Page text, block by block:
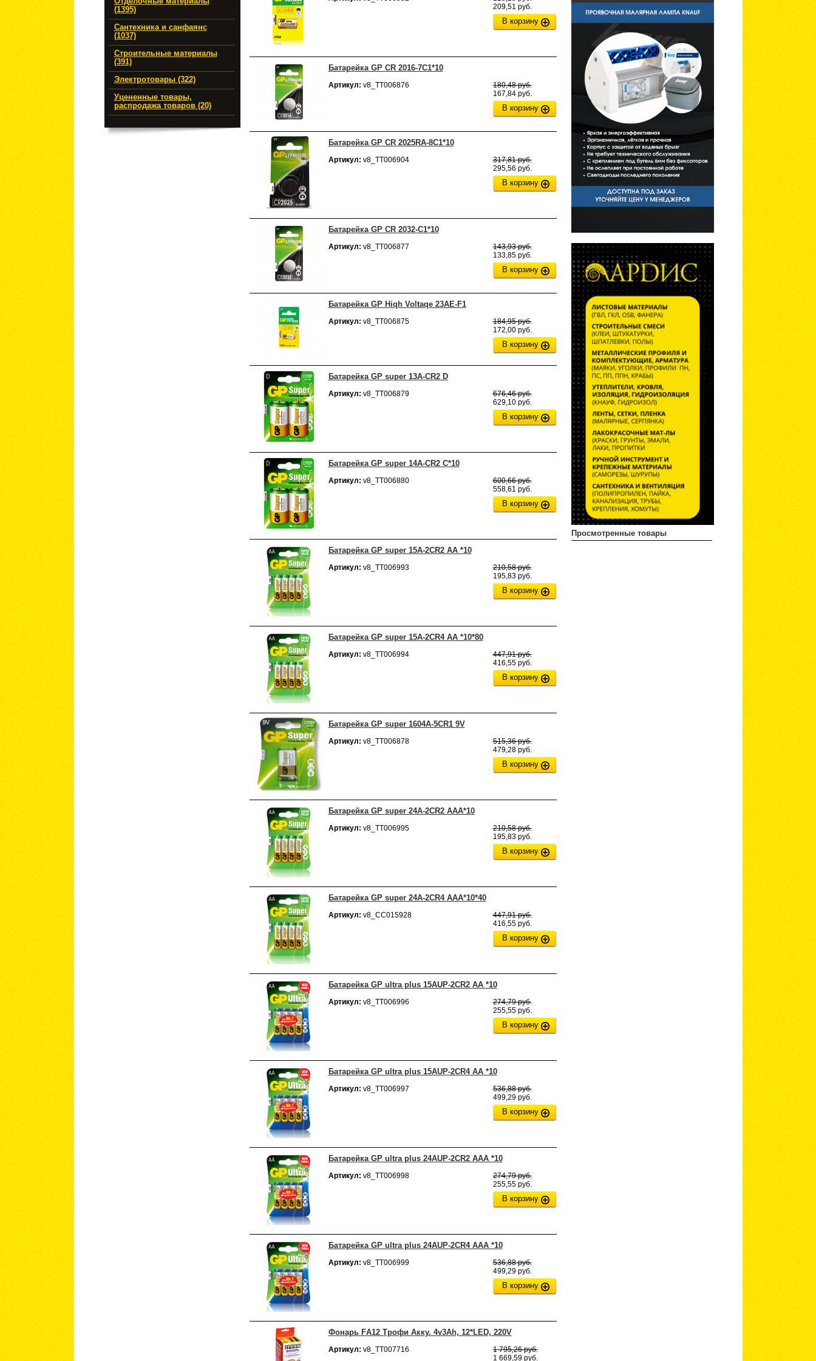
Просмотренные товары
(1395)
Сантехника и санфаянс
(1037)
Строительные материалы
(391)
Электротовары (322)
Уцененные товары,
распродажа товаров (20)
209,51 руб.
В корзину
Батарейка GP CR 2016-7C1*10
Артикул: v8_ТТ006876
180,48 руб.
167,84 руб.
В корзину
Батарейка GP CR 2025RA-8C1*10
Артикул: v8_ТТ006904
317,81 руб.
295,56 руб.
В корзину
Батарейка GP CR 2032-C1*10
Артикул: v8_ТТ006877
143,93 руб.
133,85 руб.
В корзину
Батарейка GP Hiqh Voltaqe 23AE-F1
Артикул: v8_ТТ006875
184,95 руб.
172,00 руб.
В корзину
Батарейка GP super 13A-CR2 D
Артикул: v8_ТТ006879
676,46 руб.
629,10 руб.
В корзину
Батарейка GP super 14A-CR2 C*10
Артикул: v8_ТТ006880
600,66 руб.
558,61 руб.
В корзину
Батарейка GP super 15A-2CR2 АА *10
Артикул: v8_ТТ006993
210,58 руб.
195,83 руб.
В корзину
Батарейка GP super 15A-2CR4 АА *10*80
Артикул: v8_ТТ006994
447,91 руб.
416,55 руб.
В корзину
Батарейка GP super 1604A-5CR1 9V
Артикул: v8_ТТ006878
515,36 руб.
479,28 руб.
В корзину
Батарейка GP super 24A-2CR2 ААА*10
Артикул: v8_ТТ006995
210,58 руб.
195,83 руб.
В корзину
Батарейка GP super 24A-2CR4 ААА*10*40
Артикул: v8_СС015928
447,91 руб.
416,55 руб.
В корзину
Батарейка GP ultra plus 15AUP-2CR2 АА *10
Артикул: v8_ТТ006996
274,79 руб.
255,55 руб.
В корзину
Батарейка GP ultra plus 15AUP-2CR4 АА *10
Артикул: v8_ТТ006997
536,88 руб.
499,29 руб.
В корзину
Батарейка GP ultra plus 24AUP-2CR2 ААA *10
Артикул: v8_ТТ006998
274,79 руб.
255,55 руб.
В корзину
Батарейка GP ultra plus 24AUP-2CR4 ААA *10
Артикул: v8_ТТ006999
536,88 руб.
499,29 руб.
В корзину
Фонарь FА12 Трофи Акку. 4v3Ah, 12*LED, 220V
Артикул: v8_ТТ007716
1 795,26 руб.
1 669,59 руб.